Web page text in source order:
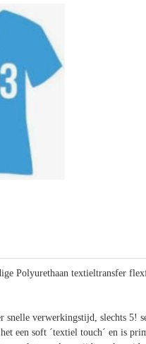
Polyurethaan textieltransfer
verwerkingstijd, slechts 5!
een soft ´textiel touch´ en is